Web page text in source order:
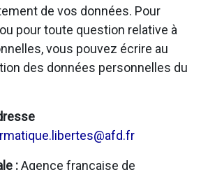
de vos données. Pour
pour toute question relative à
vous pouvez écrire au
des données personnelles du
:Agence française de